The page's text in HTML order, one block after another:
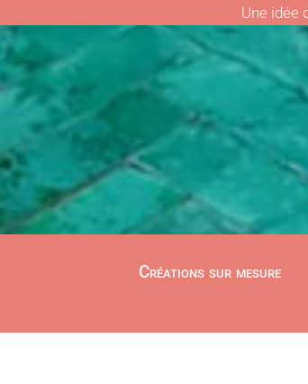
Une idée
Créations sur mesure